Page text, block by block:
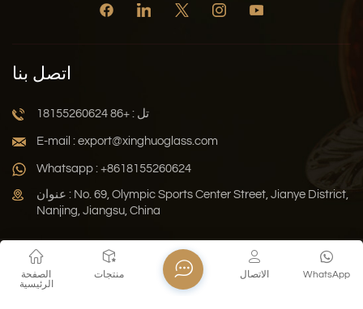
اتصل بنا
تل : +86 18155260624
E-mail : export@xinghuoglass.com
Whatsapp : +8618155260624
عنوان : No. 69, Olympic Sports Center Street, Jianye District,
Nanjing, Jiangsu, China
Xml سياسة الخصوصية المدونة
خريطة الموقع
حقوق النشر © 2026 Jiangsu Xinghuo Technology Co., Ltd. جميع
الصفحة
الرئيسية
منتجات WhatsApp الاتصال